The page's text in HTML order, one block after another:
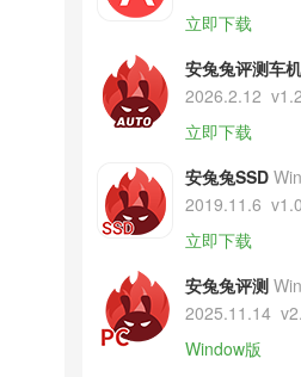
立即下载
安兔兔评测车
2026.2.12
立即下载
安兔兔SSD Win
2019.11.6
立即下载
安兔兔评测
2025.11.14
Window版